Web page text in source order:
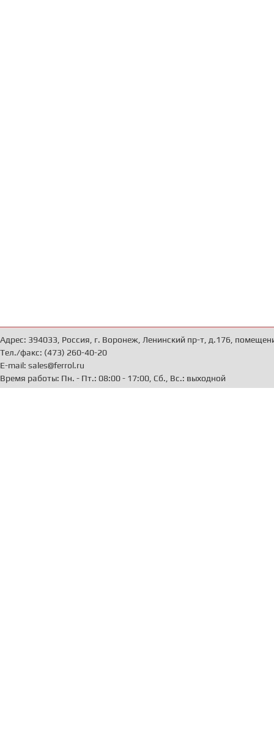
Адрес: 394033, Россия, г. Воронеж, Ленинский пр-т, д.176,
Тел./факс: (473) 260-40-20
E-mail: sales@ferrol.ru
Время работы: Пн. - Пт.: 08:00 - 17:00, Сб., Вс.: выходной